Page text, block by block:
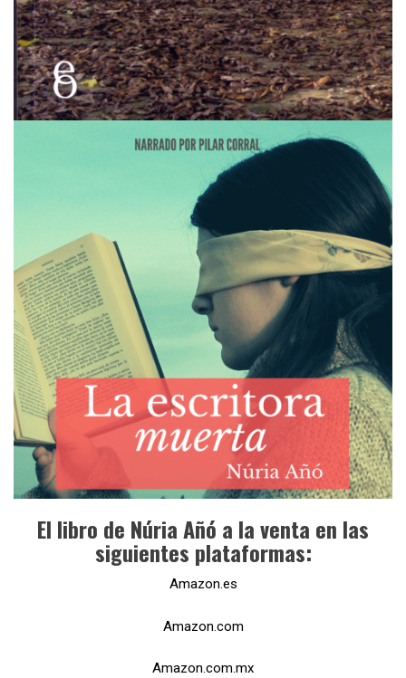
El libro de Núria Añó a la venta en las
siguientes plataformas:
Amazon.es
Amazon.com
Amazon.com.mx